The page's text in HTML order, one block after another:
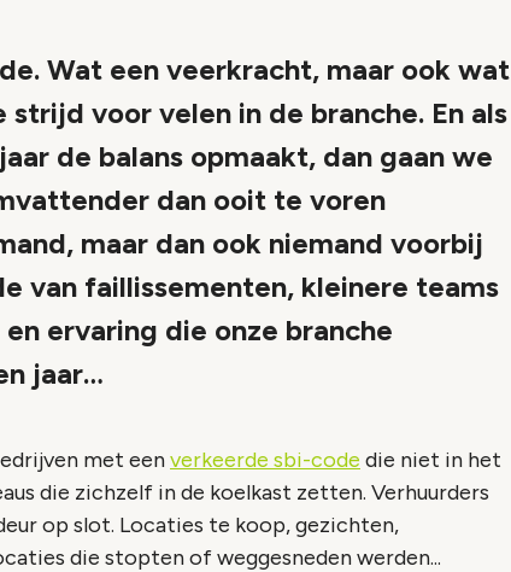
Wat een veerkracht, maar ook wat
voor velen in de branche. En als
de balans opmaakt, dan gaan we
dan ooit te voren
maar dan ook niemand voorbij
van faillissementen, kleinere teams
ervaring die onze branche
jaar…
met eenverkeerde sbi-code die niet in het
die zichzelf in de koelkast zetten. Verhuurders
op slot. Locaties te koop, gezichten,
die stopten of weggesneden werden...